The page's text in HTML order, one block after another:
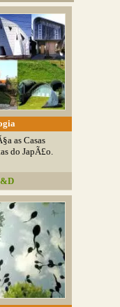
as Casas
do JapÃ£o.